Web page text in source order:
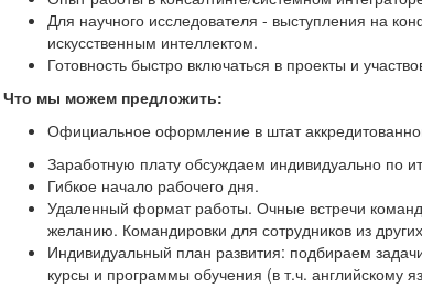
Для научного исследователя - выступления на
искусственным интеллектом.
Готовность быстро включаться в проекты и
Что мы можем предложить:
Официальное оформление в штат
Заработную плату обсуждаем индивидуально по
Гибкое начало рабочего дня.
Удаленный формат работы. Очные встречи
желанию. Командировки для сотрудников из
Индивидуальный план развития: подбираем
курсы и программы обучения (в т.ч. английскому